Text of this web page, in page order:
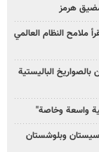
هرمز
ملامح النظام العالمي
الباليستية
واسعة وخاصة"
وبلوشستان